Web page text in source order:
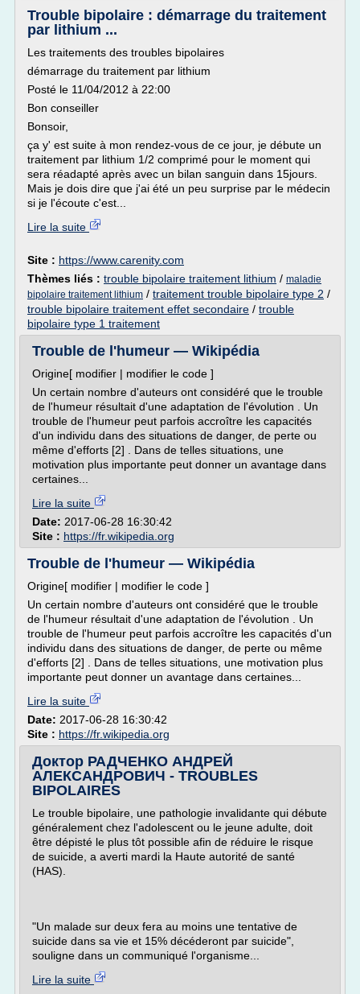
Trouble bipolaire : démarrage du traitement
par lithium ...
Les traitements des troubles bipolaires
démarrage du traitement par lithium
Posté le 11/04/2012 à 22:00
Bon conseiller
Bonsoir,
ça y' est suite à mon rendez-vous de ce jour, je débute un
traitement par lithium 1/2 comprimé pour le moment qui
sera réadapté après avec un bilan sanguin dans 15jours.
Mais je dois dire que j'ai été un peu surprise par le médecin
si je l'écoute c'est...
Lire la suite
Site : https://www.carenity.com
Thèmes liés : trouble bipolaire traitement lithium / maladie
bipolaire traitement lithium / traitement trouble bipolaire type 2 /
trouble bipolaire traitement effet secondaire / trouble
bipolaire type 1 traitement
Trouble de l'humeur — Wikipédia
Origine[ modifier | modifier le code ]
Un certain nombre d'auteurs ont considéré que le trouble
de l'humeur résultait d'une adaptation de l'évolution . Un
trouble de l'humeur peut parfois accroître les capacités
d'un individu dans des situations de danger, de perte ou
même d'efforts [2] . Dans de telles situations, une
motivation plus importante peut donner un avantage dans
certaines...
Lire la suite
Date: 2017-06-28 16:30:42
Site : https://fr.wikipedia.org
Trouble de l'humeur — Wikipédia
Origine[ modifier | modifier le code ]
Un certain nombre d'auteurs ont considéré que le trouble
de l'humeur résultait d'une adaptation de l'évolution . Un
trouble de l'humeur peut parfois accroître les capacités d'un
individu dans des situations de danger, de perte ou même
d'efforts [2] . Dans de telles situations, une motivation plus
importante peut donner un avantage dans certaines...
Lire la suite
Date: 2017-06-28 16:30:42
Site : https://fr.wikipedia.org
Доктор РАДЧЕНКО АНДРЕЙ
АЛЕКСАНДРОВИЧ - TROUBLES
BIPOLAIRES
Le trouble bipolaire, une pathologie invalidante qui débute
généralement chez l'adolescent ou le jeune adulte, doit
être dépisté le plus tôt possible afin de réduire le risque
de suicide, a averti mardi la Haute autorité de santé
(HAS).
"Un malade sur deux fera au moins une tentative de
suicide dans sa vie et 15% décéderont par suicide",
souligne dans un communiqué l'organisme...
Lire la suite